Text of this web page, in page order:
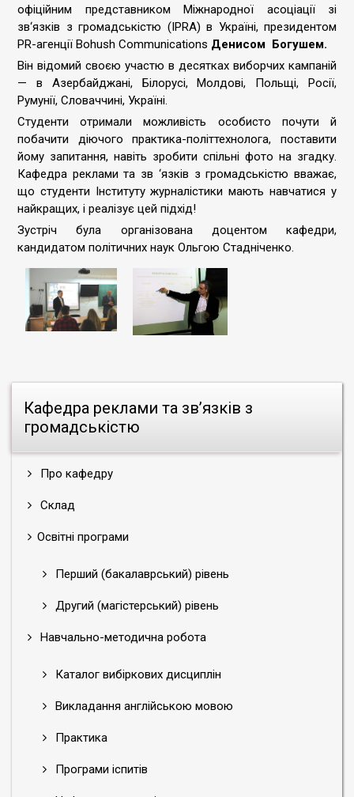
Кафедра реклами та зв’язків з
громадськістю
Про кафедру
Склад
Освітні програми
Перший (бакалаврський) рівень
Другий (магістерський) рівень
Навчально-методична робота
Каталог вибіркових дисциплін
Викладання англійською мовою
Практика
Програми іспитів
офіційним представником Міжнародної асоціації зі
зв‘язків з громадськістю (IPRA) в Україні, президентом
PR-агенції Bohush Communications Денисом Богушем.
Він відомий своєю участю в десятках виборчих кампаній
— в Азербайджані, Білорусі, Молдові, Польщі, Росії,
Румунії, Словаччині, Україні.
Студенти отримали можливість особисто почути й
побачити діючого практика-політтехнолога, поставити
йому запитання, навіть зробити спільні фото на згадку.
Кафедра реклами та зв ‘язків з громадськістю вважає,
що студенти Інституту журналістики мають навчатися у
найкращих, і реалізує цей підхід!
Зустріч була організована доцентом кафедри,
кандидатом політичних наук Ольгою Стадніченко.